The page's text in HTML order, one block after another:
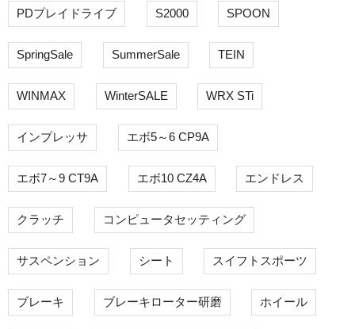
PDプレイドライブ S2000 SPOON
SpringSale SummerSale TEIN
WINMAX WinterSALE WRX STi
インプレッサ エボ5～6 CP9A
エボ7～9 CT9A エボ10 CZ4A エンドレス
クラッチ コンピュータセッティング
サスペンション シート スイフトスポーツ
ブレーキ ブレーキローター研磨 ホイール